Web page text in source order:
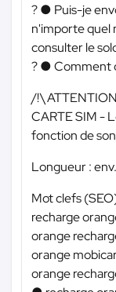
? ● Puis-je
n'importe quel
consulter le
? ● Comment
/!\
CARTE SIM -
fonction de
Longueur :
Mot clefs
recharge
orange
orange
orange